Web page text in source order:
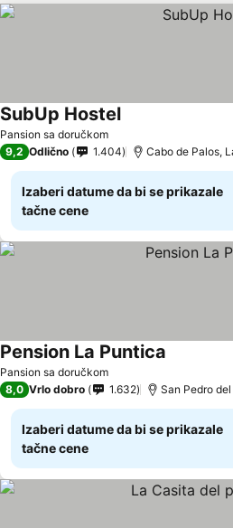
Pansion sa doručkom
SubUp HostelPogledaj cene
9,2 Odlično 1.404 Cabo de Palos,
Izaberi datume da bi se prikazale
tačne cene
Pansion sa doručkom
Pension La Puntica
8,0 Vrlo dobro 1.632 San Pedro
Izaberi datume da bi se prikazale
tačne cene